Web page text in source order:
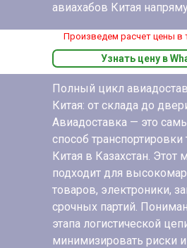
авиахабов Китая
Полный цикл
Китая: от склада до
Авиадоставка — это
способ транспортировки
Китая в Казахстан. Этот
подходит для
товаров, электроники,
срочных партий.
этапа логистической
минимизировать риски и
Узнать цену в
Произведем расчет цены в